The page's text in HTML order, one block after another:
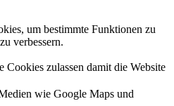
um bestimmte Funktionen zu
verbessern.
Cookies zulassen damit die Website
wie Google Maps und